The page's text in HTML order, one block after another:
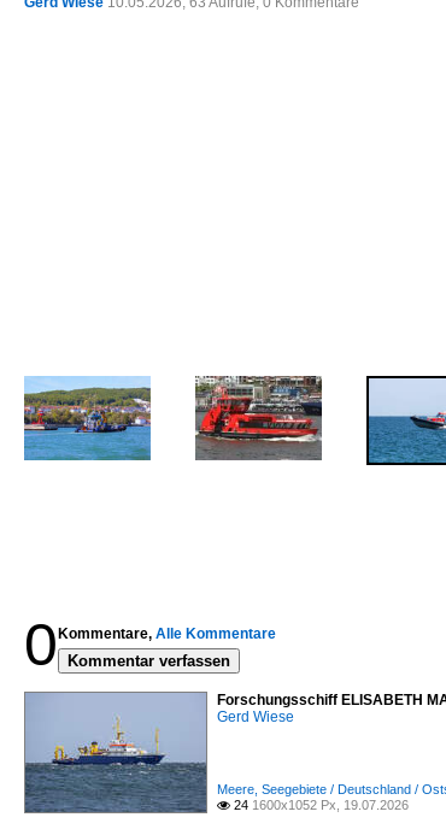
0 Kommentare, Alle Kommentare
Kommentar verfassen
Forschungsschiff ELISABETH
Gerd Wiese
Meere, Seegebiete / Deutschland /
 24 1600x1052 Px, 19.07.2026